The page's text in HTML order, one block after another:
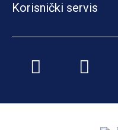
Korisnički servis